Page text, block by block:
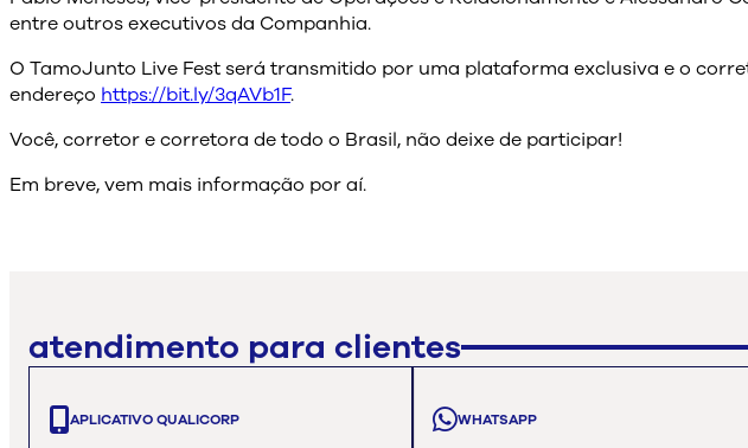
entre outros executivos da Companhia.
O TamoJunto Live Fest será transmitido por uma plataforma exclusiva e o
endereço https://bit.ly/3qAVb1F.
Você, corretor e corretora de todo o Brasil, não deixe de participar!
Em breve, vem mais informação por aí.
atendimento para clientes
APLICATIVO QUALICORP WHATSAPP